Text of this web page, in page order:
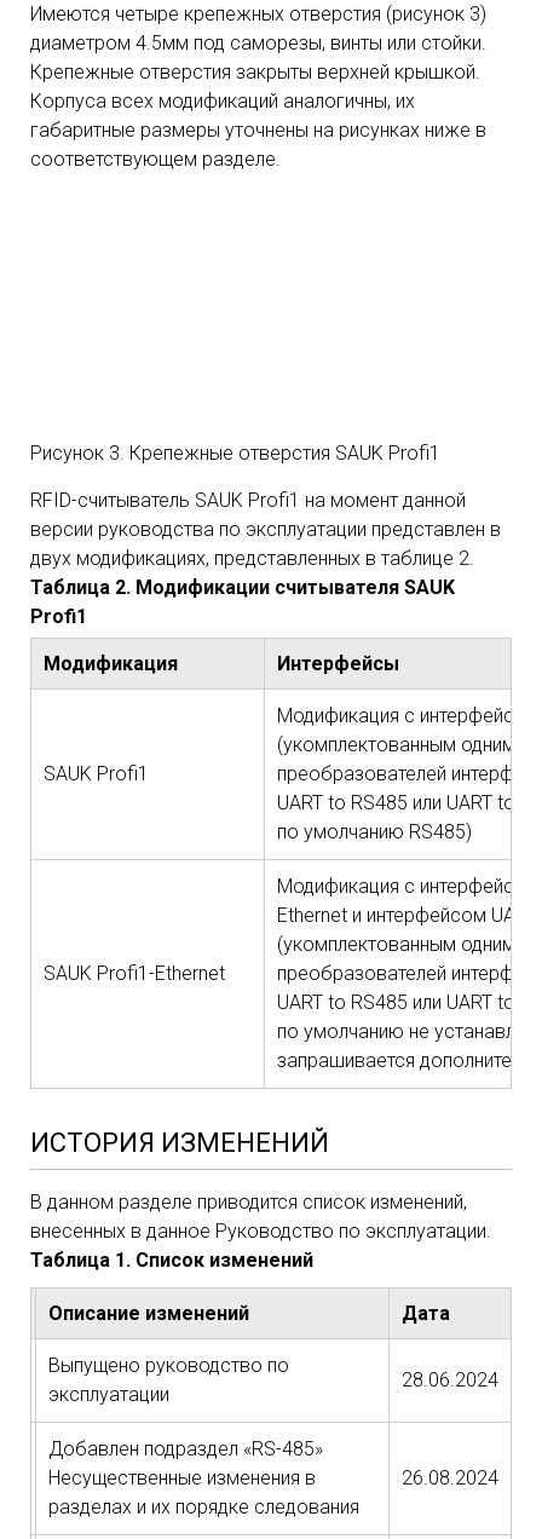
Имеются четыре крепежных отверстия (рисунок 3)
диаметром 4.5мм под саморезы, винты или стойки.
Крепежные отверстия закрыты верхней крышкой.
Корпуса всех модификаций аналогичны, их
габаритные размеры уточнены на рисунках ниже в
соответствующем разделе.
Рисунок 3. Крепежные отверстия SAUK Profi1
RFID-считыватель SAUK Profi1 на момент данной
версии руководства по эксплуатации представлен в
двух модификациях, представленных в таблице 2.
Таблица 2. Модификации считывателя SAUK
Profi1
Модификация Интерфейсы
SAUK Profi1
Модификация с интерфейсом
(укомплектованным одним из
преобразователей
UART to RS485 или UART to
по умолчанию RS485)
SAUK Profi1-Ethernet
Модификация с интерфейсом
Ethernet и интерфейсом UART
(укомплектованным одним из
преобразователей
UART to RS485 или UART to
по умолчанию не
запрашивается
ИСТОРИЯ ИЗМЕНЕНИЙ
В данном разделе приводится список изменений,
внесенных в данное Руководство по эксплуатации.
Таблица 1. Список изменений
Описание изменений Дата
Выпущено руководство по
эксплуатации
28.06.2024
Добавлен подраздел «RS-485»
Несущественные изменения в
разделах и их порядке следования
26.08.2024